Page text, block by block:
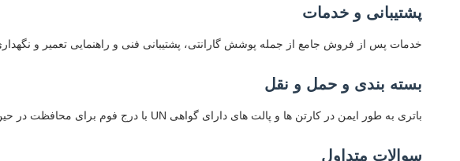
پشتیبانی و خدمات
خدمات پس از فروش جامع از جمله پوشش گارانتی، پشتیبانی فنی و راهنمایی تعمیر و
بسته بندی و حمل و نقل
باتری به طور ایمن در کارتن ها و پالت های دارای گواهی UN با درج فوم برای محافظت در حین حمل و نقل بسته بندی می شود. حمل و نقل شامل ردیابی است و از تمام مقررات باتری لیتیومی پیروی می کند.
سوالات متداول